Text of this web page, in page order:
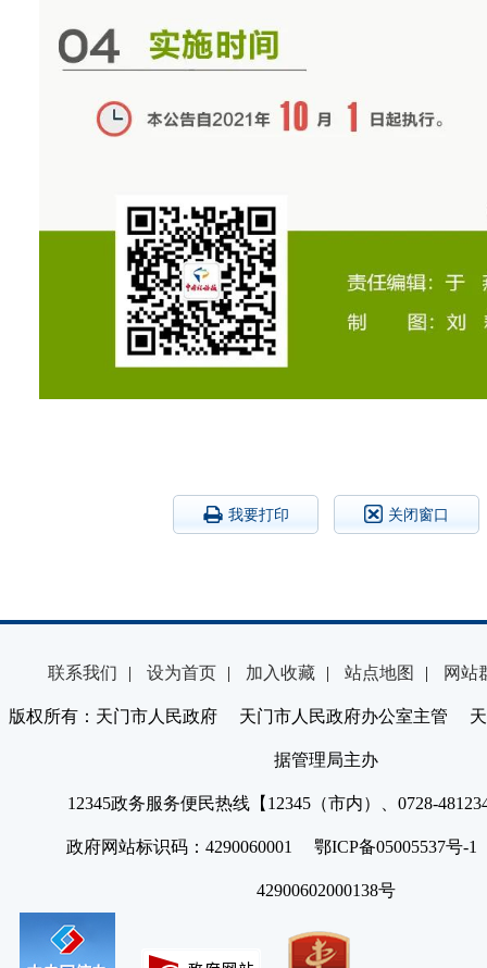
我要打印 关闭窗口
联系我们 | 设为首页 | 加入收藏 | 站点地图 | 网站
版权所有：天门市人民政府 天门市人民政府办公室主管 天
据管理局主办
12345政务服务便民热线【12345（市内）、0728-
政府网站标识码：4290060001 鄂ICP备05005537号
42900602000138号